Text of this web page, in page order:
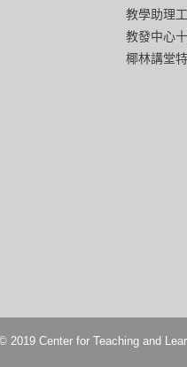
教學助理
教發中心
椰林講堂
Center for Teaching and